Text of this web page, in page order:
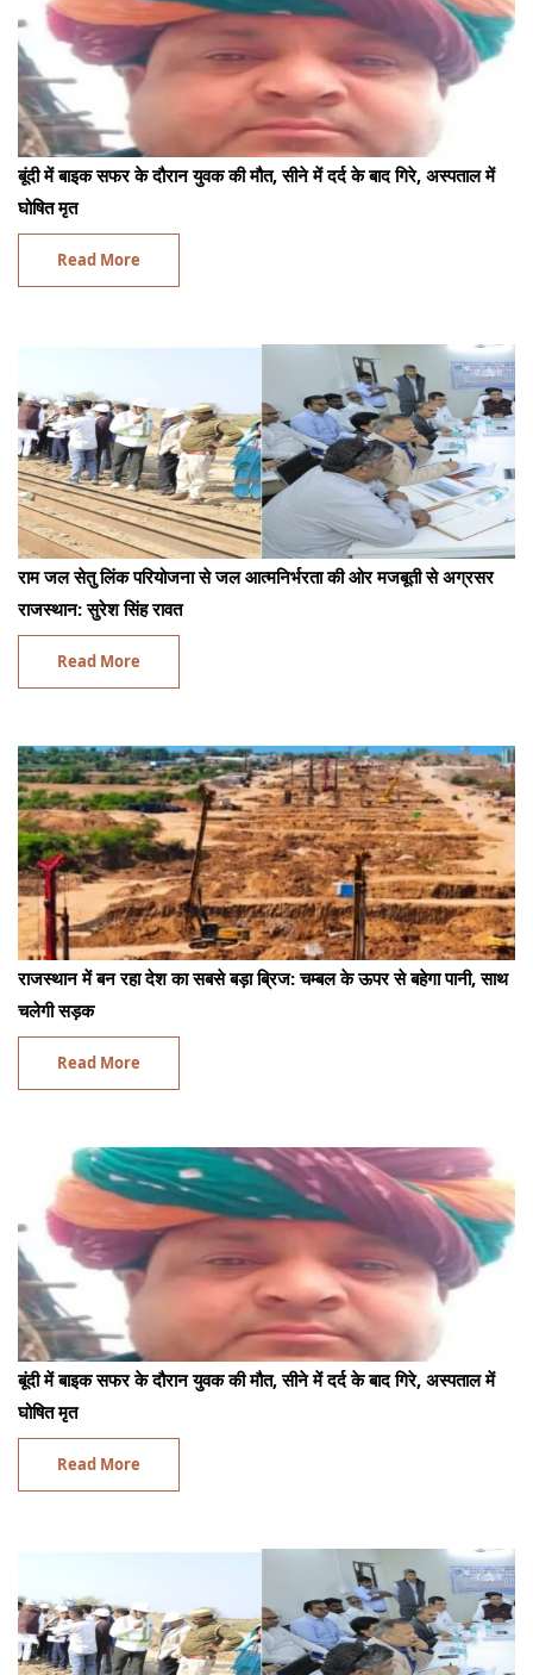
बूंदी में बाइक सफर के दौरान युवक की मौत, सीने में दर्द के बाद गिरे, अस्पताल में
घोषित मृत
Read More
राम जल सेतु लिंक परियोजना से जल आत्मनिर्भरता की ओर मजबूती से अग्रसर
राजस्थान: सुरेश सिंह रावत
Read More
राजस्थान में बन रहा देश का सबसे बड़ा ब्रिज: चम्बल के ऊपर से बहेगा पानी, साथ
चलेगी सड़क
Read More
बूंदी में बाइक सफर के दौरान युवक की मौत, सीने में दर्द के बाद गिरे, अस्पताल में
घोषित मृत
Read More